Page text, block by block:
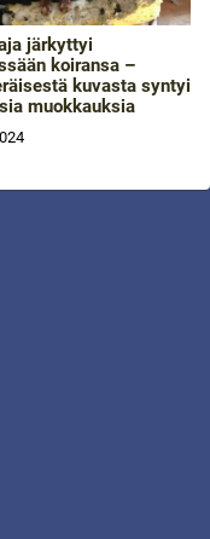
järkyttyi
koiransa –
kuvasta syntyi
muokkauksia